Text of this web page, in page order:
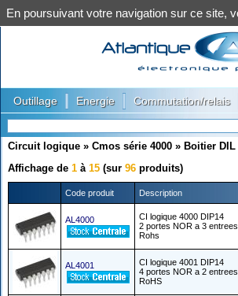
Outillage Energie Commutation/relais
Circuit logique » Cmos série 4000 » Boitier DIL
Affichage de 1 à 15 (sur 96 produits)
Code produit Description
AL4000
CI logique 4000 DIP14
2 portes NOR a 3
Rohs
AL4001
CI logique 4001 DIP14
4 portes NOR a 2
RoHS
En poursuivant votre navigation sur ce